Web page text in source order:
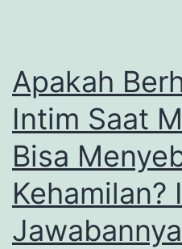
Apakah
Intim Saat
Bisa
Kehamilan?